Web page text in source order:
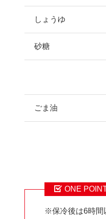
しょうゆ
砂糖
ごま油
ONE
※保冷後は6時間